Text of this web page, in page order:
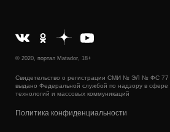
© 2020, портал Matador, 18+
Свидетельство о регистрации СМИ № ЭЛ № ФС 77
выдано Федеральной службой по надзору в
технологий и массовых коммуникаций
Политика конфиденциальности